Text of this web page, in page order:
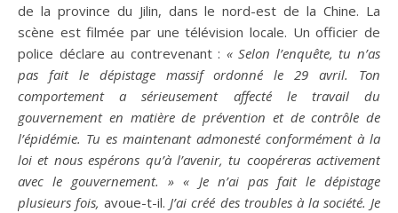
de la province du Jilin, dans le nord-est de la Chine. La
scène est filmée par une télévision locale. Un officier de
police déclare au contrevenant : « Selon l’enquête, tu n’as
pas fait le dépistage massif ordonné le 29 avril. Ton
comportement a sérieusement affecté le travail du
gouvernement en matière de prévention et de contrôle de
l’épidémie. Tu es maintenant admonesté conformément à la
loi et nous espérons qu’à l’avenir, tu coopéreras activement
avec le gouvernement. » « Je n’ai pas fait le dépistage
plusieurs fois, avoue-t-il. J’ai créé des troubles à la société. Je